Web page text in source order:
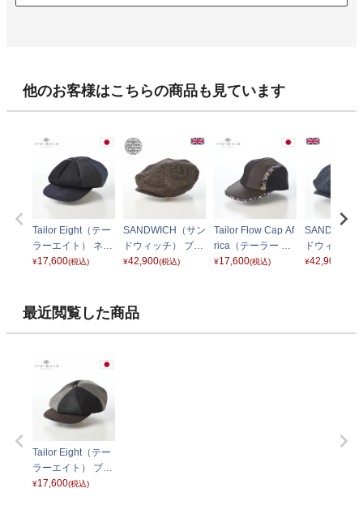
他のお客様はこちらの商品も見ています
Tailor Eight（テー
ラーエイト） ネイ
ビーミックス
¥17,600(税込)
SANDWICH（サン
ドウィッチ） ブラ
ウン
¥42,900(税込)
Tailor Flow Cap Af
rica（テーラー フ
ロー キャップ アフ
¥17,600(税込)
SANDWICH
ドウィッチ
ビー
¥42,900
最近閲覧した商品
Tailor Eight（テー
ラーエイト） ブラ
ウンミックス
¥17,600(税込)